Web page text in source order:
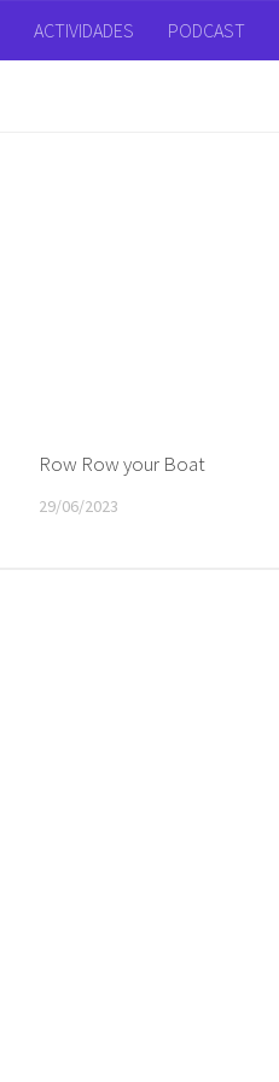
ACTIVIDADES PODCAST
Row Row your Boat
29/06/2023